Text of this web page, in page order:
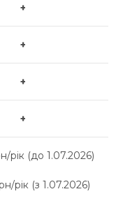
+
+
+
+
рік (до 1.07.2026)
рік (з 1.07.2026)